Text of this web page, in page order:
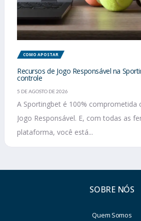
COMO APOSTAR
Recursos de Jogo Responsável na
controle
5 DE AGOSTO DE 2026
A Sportingbet é 100% comprometida
Jogo Responsável. E, com todas as
plataforma, você está...
SOBRE NÓS
Quem Somos